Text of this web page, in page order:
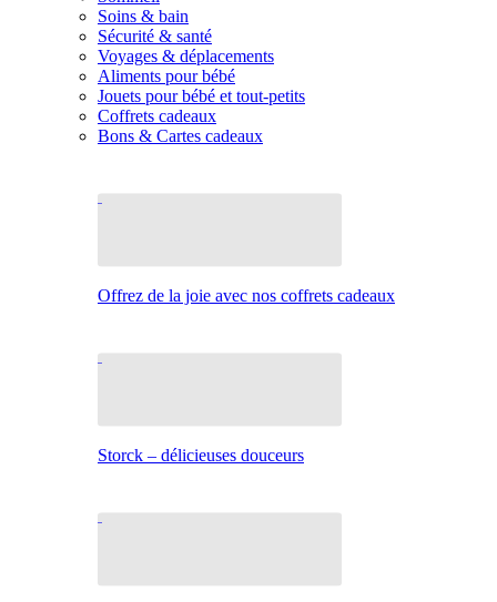
Soins & bain
Sécurité & santé
Voyages & déplacements
Aliments pour bébé
Jouets pour bébé et tout-petits
Coffrets cadeaux
Bons & Cartes cadeaux
Offrez de la joie avec nos coffrets cadeaux
Storck – délicieuses douceurs